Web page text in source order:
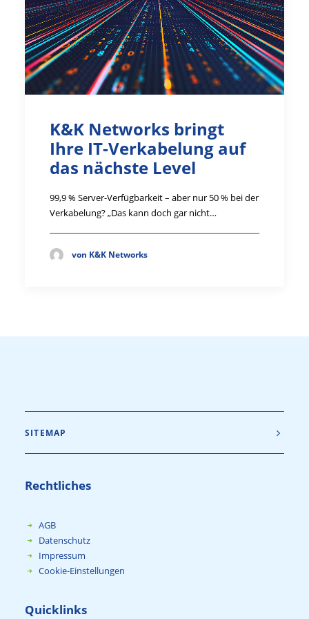
K&K Networks bringt
Ihre IT-Verkabelung auf
das nächste Level
99,9 % Server-Verfügbarkeit – aber nur 50 % bei der
Verkabelung? „Das kann doch gar nicht…
von K&K Networks
SITEMAP
Rechtliches
AGB
Datenschutz
Impressum
Cookie-Einstellungen
Quicklinks